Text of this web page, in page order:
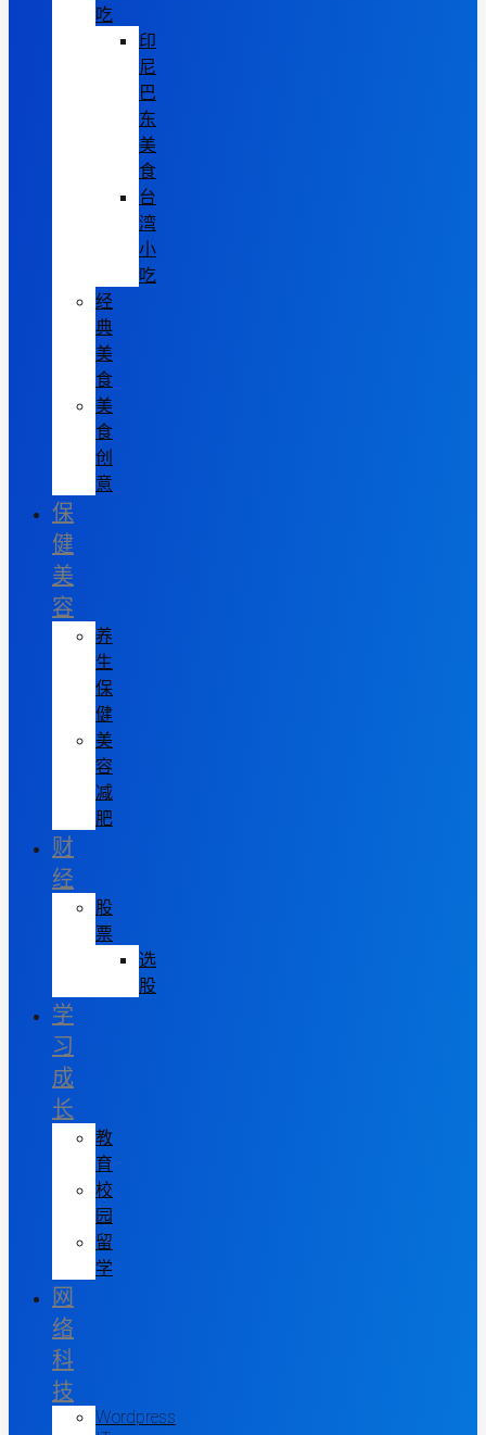
吃
印
尼
巴
东
美
食
台
湾
小
吃
经
典
美
食
美
食
创
意
保
健
美
容
养
生
保
健
美
容
减
肥
财
经
股
票
选
股
学
习
成
长
教
育
校
园
留
学
网
络
科
技
Wordpress